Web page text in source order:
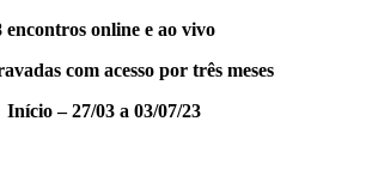
encontros online e ao vivo
com acesso por três meses
Início – 27/03 a 03/07/23